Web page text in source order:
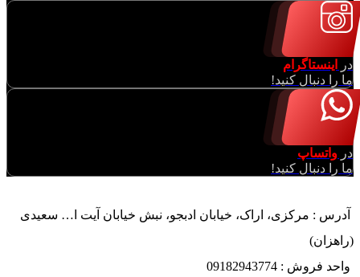
در
اینستاگرام
ما را دنبال کنید!
در واتساپ
ما را دنبال کنید!
آدرس : مرکزی، اراک، خیابان ادبجو، نبش خیابان آیت ا… سعیدی
(راهزان)
واحد فروش : 09182943774